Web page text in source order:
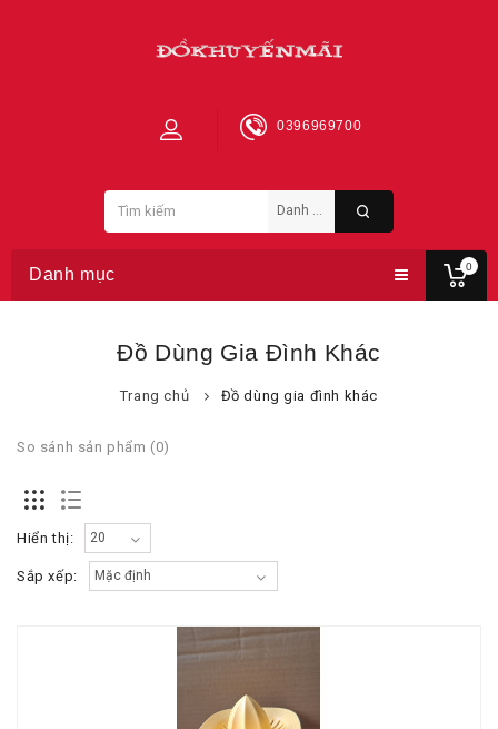
0
0396969700
Danh mục
Đồ Dùng Gia Đình Khác
Trang chủ Đồ dùng gia đình khác
So sánh sản phẩm (0)
Hiển thị:
Sắp xếp: